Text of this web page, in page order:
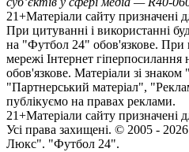
21+Матеріали сайту призначені
При цитуванні і використанні
на "Футбол 24" обов'язкове. При
мережі Інтернет гіперпосилання
обов'язкове. Матеріали зі
"Партнерський матеріал",
публікуємо на правах реклами.
21+Матеріали сайту призначені
Усi права захищенi. © 2005 - 2026
Люкс". "Футбол 24".